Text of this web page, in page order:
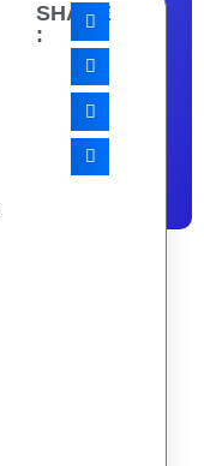
SHARE
: